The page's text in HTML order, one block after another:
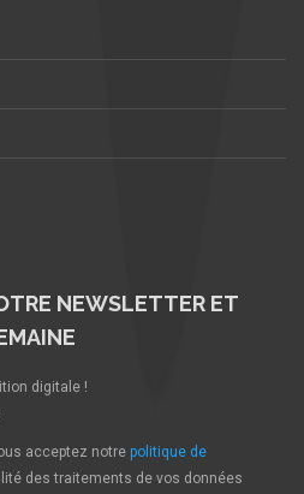
NEWSLETTER ET
digitale !
acceptez notre politique de
des traitements de vos données